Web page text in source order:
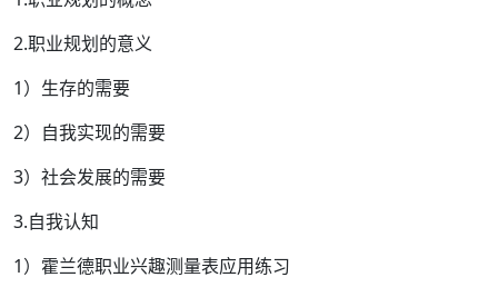
2.职业规划的意义
1）生存的需要
2）自我实现的需要
3）社会发展的需要
3.自我认知
1）霍兰德职业兴趣测量表应用练习